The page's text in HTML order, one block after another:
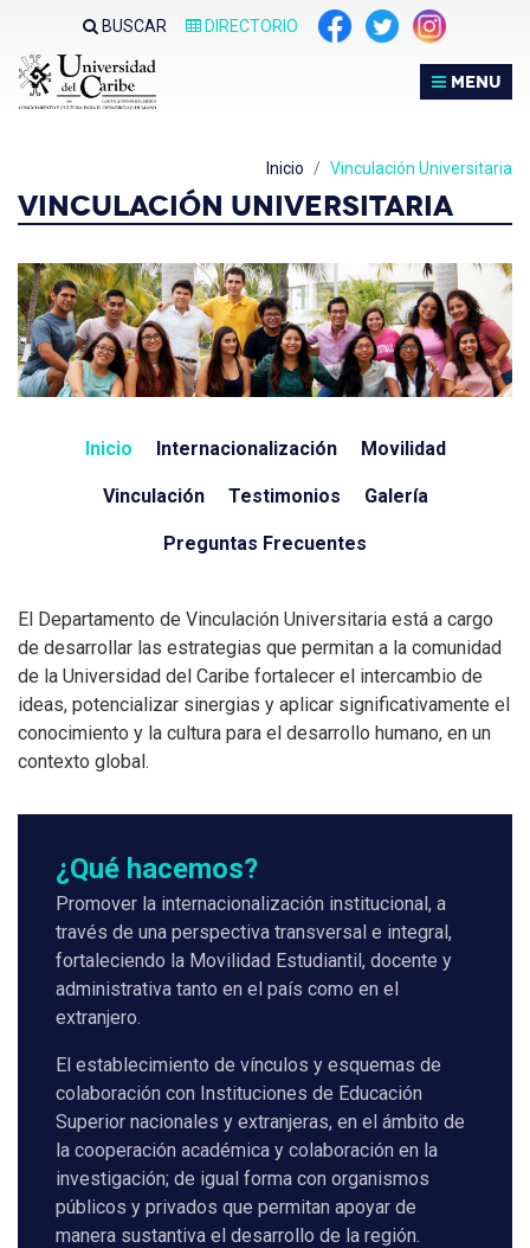
sitio
web
de
BUSCAR DIRECTORIO
MENU
Inicio Vinculación Universitaria
VINCULACIÓN UNIVERSITARIA
Inicio Internacionalización Movilidad
Vinculación Testimonios Galería
Preguntas Frecuentes
El Departamento de Vinculación Universitaria está a cargo
de desarrollar las estrategias que permitan a la comunidad
de la Universidad del Caribe fortalecer el intercambio de
ideas, potencializar sinergias y aplicar significativamente el
conocimiento y la cultura para el desarrollo humano, en un
contexto global.
¿Qué hacemos?
Promover la internacionalización institucional, a
través de una perspectiva transversal e integral,
fortaleciendo la Movilidad Estudiantil, docente y
administrativa tanto en el país como en el
extranjero.
El establecimiento de vínculos y esquemas de
colaboración con Instituciones de Educación
Superior nacionales y extranjeras, en el ámbito de
la cooperación académica y colaboración en la
investigación; de igual forma con organismos
públicos y privados que permitan apoyar de
manera sustantiva el desarrollo de la región.